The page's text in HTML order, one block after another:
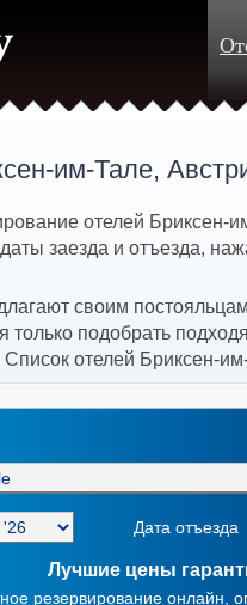
им-Тале,
отелей Бриксен-
заезда и отъезда,
своим
только подобрать
отелей Бриксен-
Дата отъезда
Лучшие цены
резервирование онлайн,